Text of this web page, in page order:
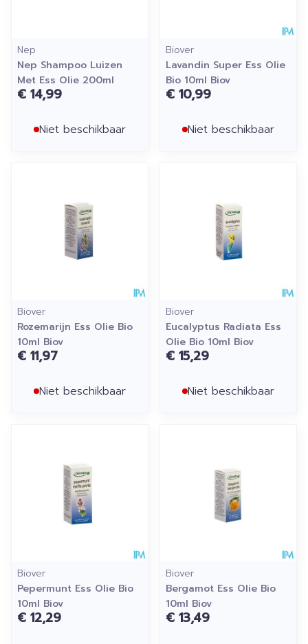
Nep
Nep Shampoo Luizen
Met Ess Olie 200ml
€ 14,99
Niet beschikbaar
Biover
Lavandin Super Ess Olie
Bio 10ml Biov
€ 10,99
Niet beschikbaar
Biover
Rozemarijn Ess Olie Bio
10ml Biov
€ 11,97
Niet beschikbaar
Biover
Eucalyptus Radiata Ess
Olie Bio 10ml Biov
€ 15,29
Niet beschikbaar
Biover
Pepermunt Ess Olie Bio
10ml Biov
€ 12,29
Biover
Bergamot Ess Olie Bio
10ml Biov
€ 13,49